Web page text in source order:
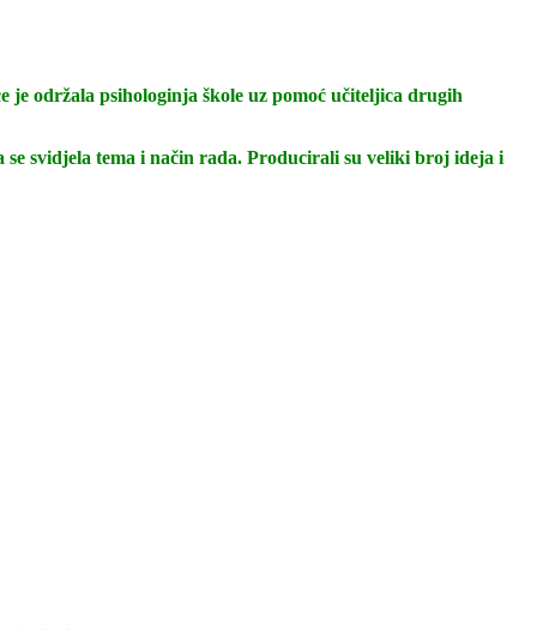
održala psihologinja škole uz pomoć učiteljica drugih
svidjela tema i način rada. Producirali su veliki broj ideja i